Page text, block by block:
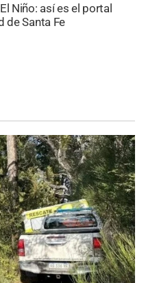
Niño: así es el portal
de Santa Fe